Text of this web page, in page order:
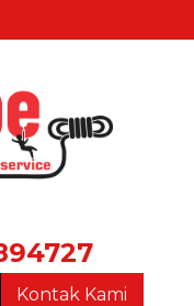
Kontak Kami